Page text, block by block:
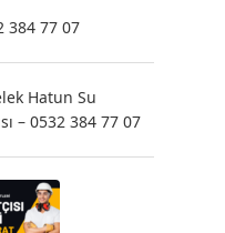
384 77 07
Hatun Su
– 0532 384 77 07